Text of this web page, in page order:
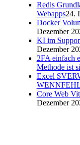
Redis
Webapps24.
Docker
Dezember
KI im
Dezember
2FA einfach
Methode ist
Excel
Core Web
Dezember